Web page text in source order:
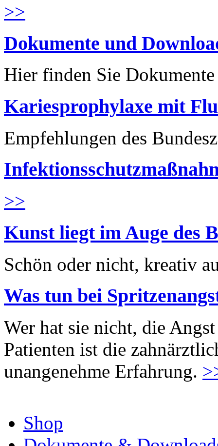
>>
Dokumente und
Hier finden Sie
Kariesprophylaxe mit
Empfehlungen des
>>
Kunst liegt im Auge des
Schön oder nicht, kreativ
Was tun bei
Wer hat sie nicht, die
Patienten ist die
unangenehme Erfahrung.
Shop